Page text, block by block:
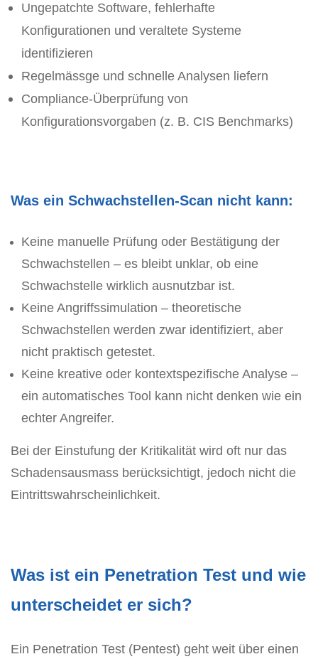
Ungepatchte Software, fehlerhafte
Konfigurationen und veraltete Systeme
identifizieren
Regelmässge und schnelle Analysen liefern
Compliance-Überprüfung von
Konfigurationsvorgaben (z. B. CIS Benchmarks)
Was ein Schwachstellen-Scan nicht kann:
Keine manuelle Prüfung oder Bestätigung der
Schwachstellen – es bleibt unklar, ob eine
Schwachstelle wirklich ausnutzbar ist.
Keine Angriffssimulation – theoretische
Schwachstellen werden zwar identifiziert, aber
nicht praktisch getestet.
Keine kreative oder kontextspezifische Analyse –
ein automatisches Tool kann nicht denken wie ein
echter Angreifer.
Bei der Einstufung der Kritikalität wird oft nur das
Schadensausmass berücksichtigt, jedoch nicht die
Eintrittswahrscheinlichkeit.
Was ist ein Penetration Test und wie
unterscheidet er sich?
Ein Penetration Test (Pentest) geht weit über einen